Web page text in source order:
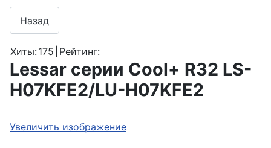
Хиты:175 Рейтинг:
Lessar серии Cool+ R32 LS-
H07KFE2/LU-H07KFE2
Увеличить изображение